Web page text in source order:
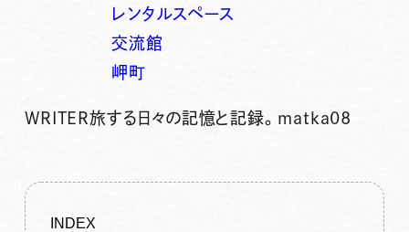
レンタルスペース
交流館
岬町
WRITER旅する日々の記憶と記録。matka08
INDEX